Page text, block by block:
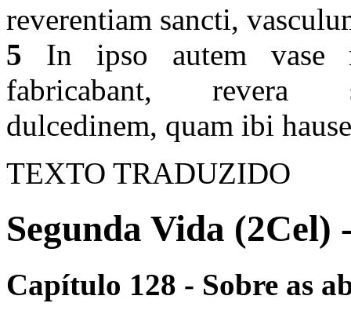
reverentiam sancti,
5 In ipso autem vase
fabricabant, revera
dulcedinem, quam ibi
TEXTO TRADUZIDO
Segunda Vida (2Cel)
Capítulo 128 - Sobre as